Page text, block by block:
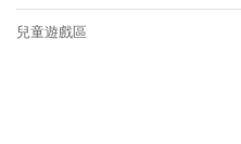
兒童遊戲區